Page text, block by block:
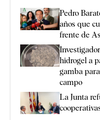
Pedro
años que
frente de
hidrogel a
gamba
campo
La Junta